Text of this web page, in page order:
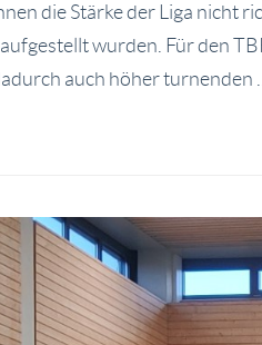
die Stärke der Liga nicht
wurden. Für den
auch höher turnenden …